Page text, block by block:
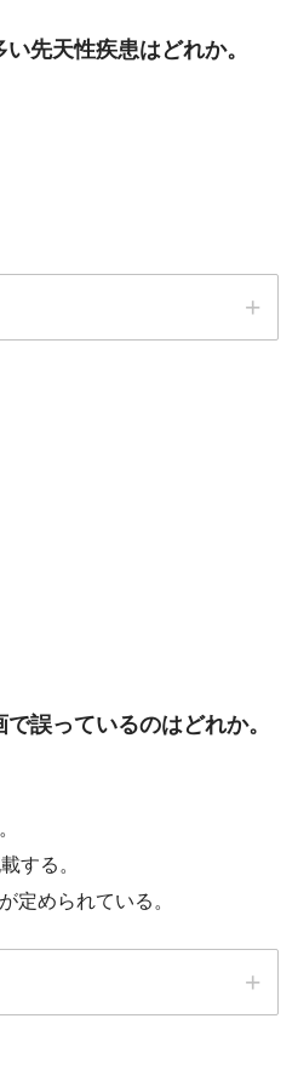
先天性疾患はどれか。
誤っているのはどれか。
する。
定められている。